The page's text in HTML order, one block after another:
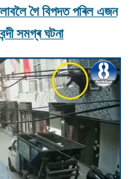
গৈ বিপদত পৰিল এজন
সমগ্ৰ ঘটনা